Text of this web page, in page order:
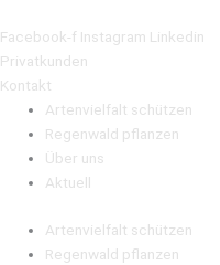
Inhalt
springen
Facebook-f Instagram Linkedin
Privatkunden
Kontakt
Artenvielfalt schützen
Regenwald pflanzen
Über uns
Aktuell
Artenvielfalt schützen
Regenwald pflanzen